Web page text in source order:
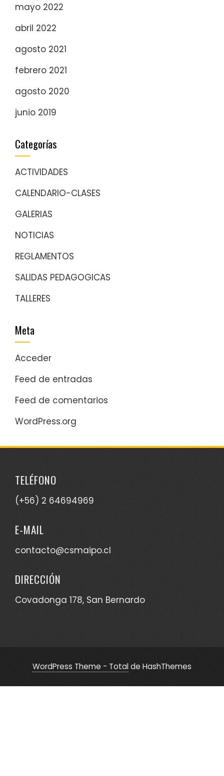
mayo 2022
abril 2022
agosto 2021
febrero 2021
agosto 2020
junio 2019
Categorías
ACTIVIDADES
CALENDARIO-CLASES
GALERIAS
NOTICIAS
REGLAMENTOS
SALIDAS PEDAGOGICAS
TALLERES
Meta
Acceder
Feed de entradas
Feed de comentarios
WordPress.org
TELÉFONO
(+56) 2 64694969
E-MAIL
contacto@csmaipo.cl
DIRECCIÓN
Covadonga 178, San Bernardo
WordPress Theme - Totalde HashThemes